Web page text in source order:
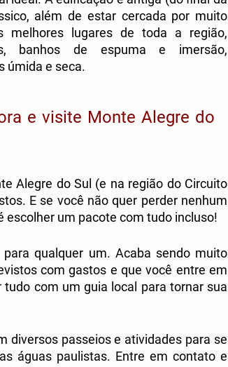
além de estar cercada por muito
melhores lugares de toda a região,
banhos de espuma e imersão,
úmida e seca.
e visite Monte Alegre do
Alegre do Sul (e na região do Circuito
E se você não quer perder nenhum
escolher um pacote com tudo incluso!
qualquer um. Acaba sendo muito
com gastos e que você entre em
com um guia local para tornar sua
diversos passeios e atividades para se
águas paulistas. Entre em contato e